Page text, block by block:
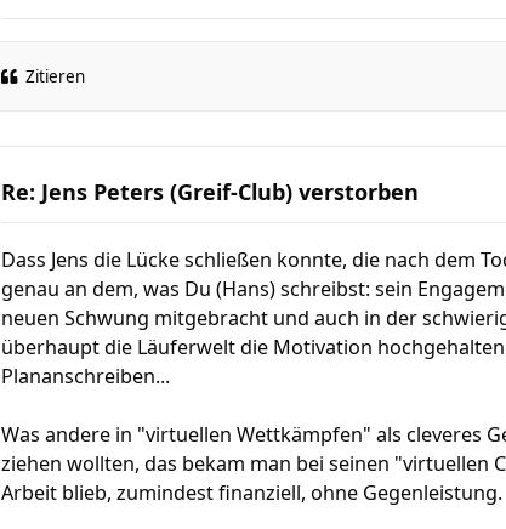
Zitieren
Re: Jens Peters (Greif-Club) verstorben
Dass Jens die Lücke schließen konnte, die nach dem
genau an dem, was Du (Hans) schreibst: sein
neuen Schwung mitgebracht und auch in der
überhaupt die Läuferwelt die Motivation
Plananschreiben...
Was andere in "virtuellen Wettkämpfen" als cleveres
ziehen wollten, das bekam man bei seinen "virtuellen
Arbeit blieb, zumindest finanziell, ohne Gegenleistung.